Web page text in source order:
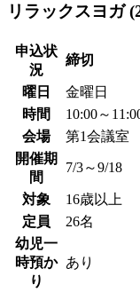
リラックスヨガ
申込状
況
締切
曜日
金曜日
時間
10:00～
会場
第1会議室
開催期
間
7/3～9/18
対象
16歳以上
定員
26名
幼児一
時預か
り
あり